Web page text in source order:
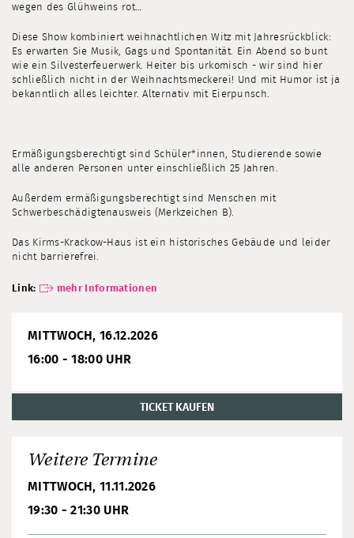
wegen des Glühweins rot…
Diese Show kombiniert weihnachtlichen Witz mit Jahresrückblick:
Es erwarten Sie Musik, Gags und Spontanität. Ein Abend so bunt
wie ein Silvesterfeuerwerk. Heiter bis urkomisch - wir sind hier
schließlich nicht in der Weihnachtsmeckerei! Und mit Humor ist ja
bekanntlich alles leichter. Alternativ mit Eierpunsch.
Ermäßigungsberechtigt sind Schüler*innen, Studierende sowie
alle anderen Personen unter einschließlich 25 Jahren.
Außerdem ermäßigungsberechtigt sind Menschen mit
Schwerbeschädigtenausweis (Merkzeichen B).
Das Kirms-Krackow-Haus ist ein historisches Gebäude und leider
nicht barrierefrei.
Link: mehr Informationen
MITTWOCH, 16.12.2026
16:00 - 18:00 UHR
TICKET KAUFEN
Weitere Termine
MITTWOCH, 11.11.2026
19:30 - 21:30 UHR